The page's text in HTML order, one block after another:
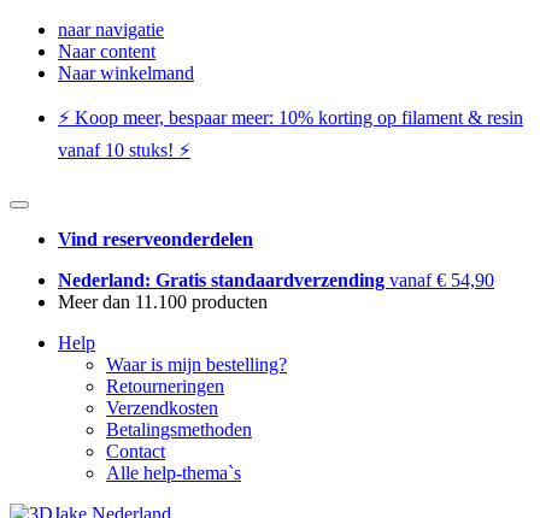
naar navigatie
Naar content
Naar winkelmand
⚡️ Koop meer, bespaar meer: ​​10% korting op filament & resin
vanaf 10 stuks! ⚡️
Vind reserveonderdelen
Nederland: Gratis standaardverzending vanaf € 54,90
Meer dan 11.100 producten
Help
Waar is mijn bestelling?
Retourneringen
Verzendkosten
Betalingsmethoden
Contact
Alle help-thema`s